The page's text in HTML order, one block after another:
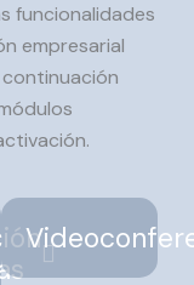
funcionalidades
empresarial